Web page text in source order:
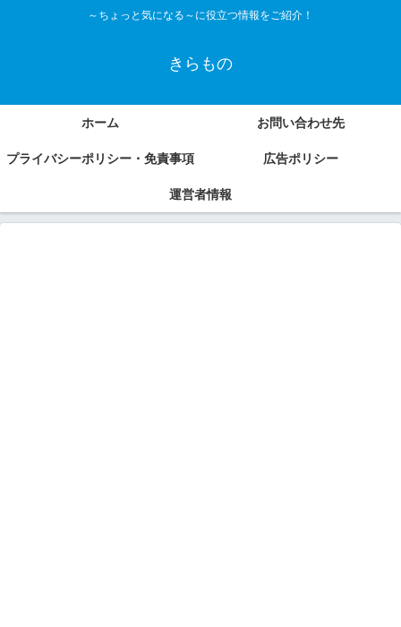
～ちょっと気になる～に役立つ情報をご紹介！
きらもの
ホーム お問い合わせ先
プライバシーポリシー・免責事項 広告ポリシー
運営者情報